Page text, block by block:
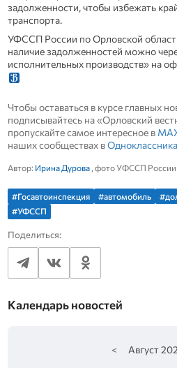
задолженности, чтобы избежать
транспорта.
УФССП России по Орловской
наличие задолженностей можно
исполнительных производств» на
Чтобы оставаться в курсе главных
подписывайтесь на «Орловский
пропускайте самое интересное в
наших сообществах в
Автор: Ирина Дурова, фото УФССП России
#Госавтоинспекция #автомобиль
#УФССП
Поделиться:
Календарь новостей
< Август